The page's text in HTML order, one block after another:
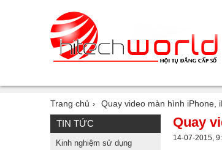
Trang chủ › Quay video màn hình iPhone,
TIN TỨC
Kinh nghiệm sử dụng
Quay
14-07-2015,